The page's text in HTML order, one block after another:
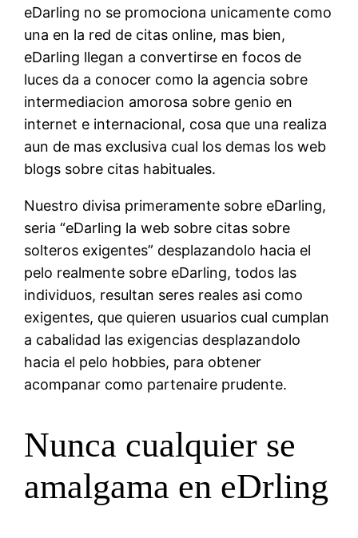
eDarling no se promociona unicamente como
una en la red de citas online, mas bien,
eDarling llegan a convertirse en focos de
luces da a conocer como la agencia sobre
intermediacion amorosa sobre genio en
internet e internacional, cosa que una realiza
aun de mas exclusiva cual los demas los web
blogs sobre citas habituales.
Nuestro divisa primeramente sobre eDarling,
seri­a “eDarling la web sobre citas sobre
solteros exigentes” desplazandolo hacia el
pelo realmente sobre eDarling, todos las
individuos, resultan seres reales asi­ como
exigentes, que quieren usuarios cual cumplan
a cabalidad las exigencias desplazandolo
hacia el pelo hobbies, para obtener
acompanar como partenaire prudente.
Nunca cualquier se
amalgama en eDrling